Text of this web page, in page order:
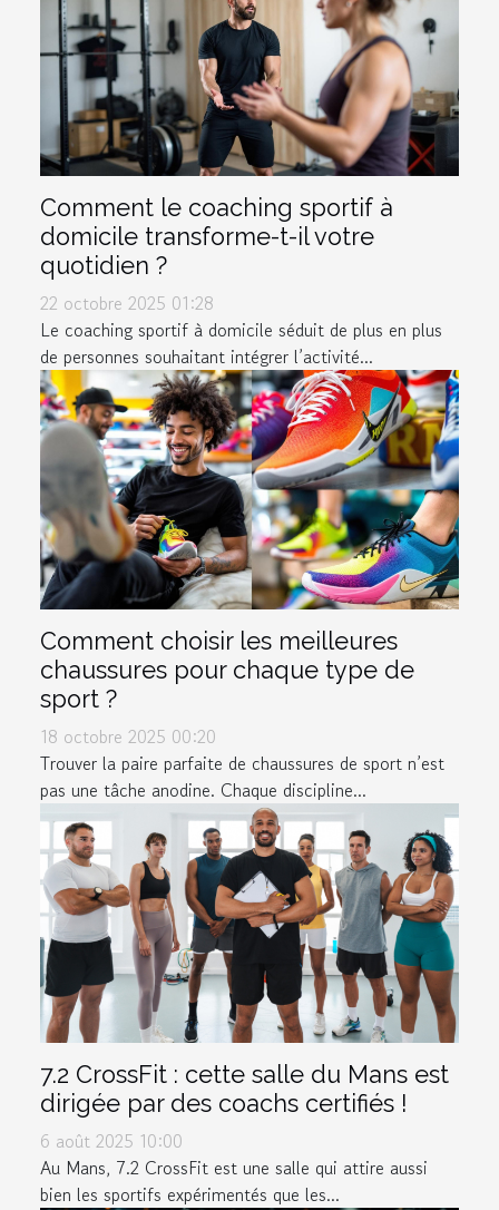
Comment le coaching sportif à
domicile transforme-t-il votre
quotidien ?
22 octobre 2025 01:28
Le coaching sportif à domicile séduit de plus en plus
de personnes souhaitant intégrer l’activité...
Comment choisir les meilleures
chaussures pour chaque type de
sport ?
18 octobre 2025 00:20
Trouver la paire parfaite de chaussures de sport n’est
pas une tâche anodine. Chaque discipline...
7.2 CrossFit : cette salle du Mans est
dirigée par des coachs certifiés !
6 août 2025 10:00
Au Mans, 7.2 CrossFit est une salle qui attire aussi
bien les sportifs expérimentés que les...